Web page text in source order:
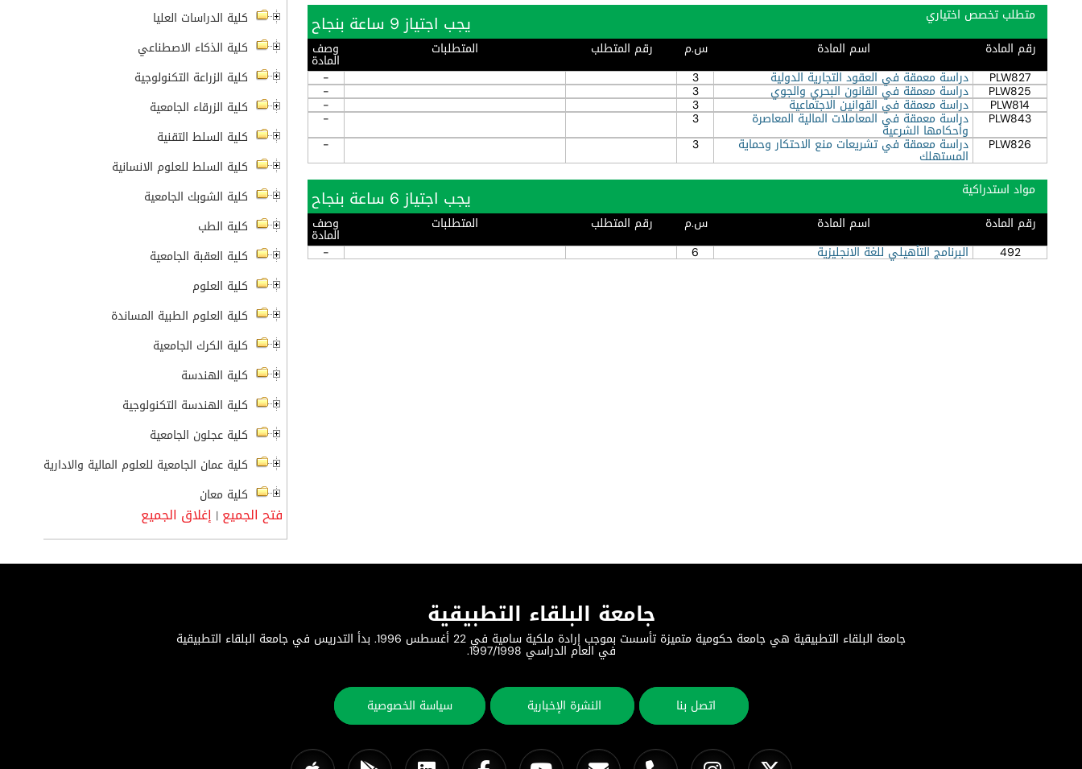
متطلب تخصص اختياري
يجب اجتياز 9 ساعة بنجاح
رقم المادة اسم المادة س.م رقم المتطلب المتطلبات وصف
المادة
PLW827 دراسة معمقة في العقود التجارية الدولية 3
-
PLW825 دراسة معمقة في القانون البحري والجوي 3
-
PLW814 دراسة معمقة في القوانين الاجتماعية 3
-
PLW843 دراسة معمقة في المعاملات المالية المعاصرة
وأحكامها الشرعية
3
-
PLW826
دراسة معمقة في تشريعات منع الاحتكار وحماية
المستهلك
3
-
مواد استدراكية يجب اجتياز 6 ساعة بنجاح
رقم المادة اسم المادة س.م رقم المتطلب المتطلبات وصف
المادة
492 البرنامج التأهيلي للغة الانجليزية 6
-
كلية الدراسات العليا
كلية الذكاء الاصطناعي
كلية الزراعة التكنولوجية
كلية الزرقاء الجامعية
كلية السلط التقنية
كلية السلط للعلوم الانسانية
كلية الشوبك الجامعية
كلية الطب
كلية العقبة الجامعية
كلية العلوم
كلية العلوم الطبية المساندة
كلية الكرك الجامعية
كلية الهندسة
كلية الهندسة التكنولوجية
كلية عجلون الجامعية
كلية عمان الجامعية للعلوم المالية والادارية
كلية معان
فتح الجميع | إغلاق الجميع
جامعة البلقاء التطبيقية
جامعة البلقاء التطبيقية هي جامعة حكومية متميزة تأسست بموجب إرادة ملكية سامية في 22 أغسطس 1996. بدأ التدريس في جامعة البلقاء التطبيقية
في العام الدراسي 1997/1998.
اتصل بنا النشرة الإخبارية سياسة الخصوصية